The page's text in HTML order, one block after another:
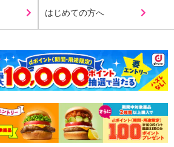
はじめての方へ